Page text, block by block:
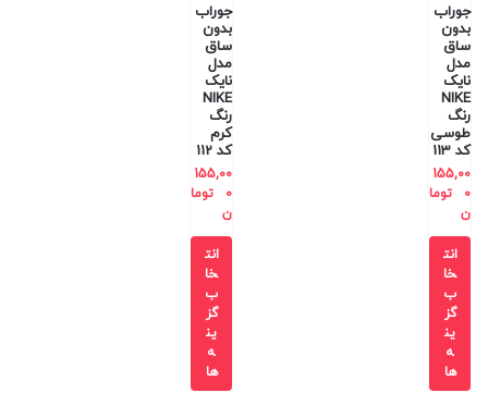
جوراب
بدون
ساق
مدل
نایک
NIKE
رنگ
طوسی
کد 113
155,00
0
توما
ن
انت
خا
ب
گز
ین
ه
ها
جوراب
بدون
ساق
مدل
نایک
NIKE
رنگ
کرم
کد 112
155,00
0
توما
ن
انت
خا
ب
گز
ین
ه
ها